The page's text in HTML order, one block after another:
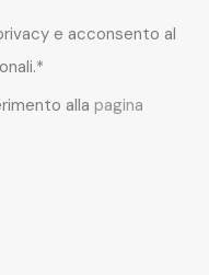
e acconsento al
alla pagina